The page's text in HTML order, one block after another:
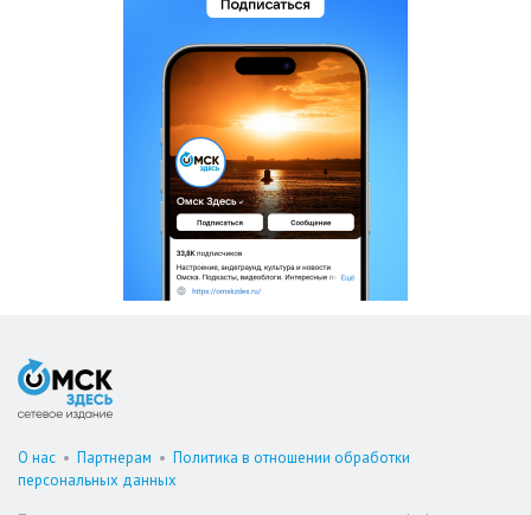
О нас • Партнерам • Политика в отношении обработки
персональных данных